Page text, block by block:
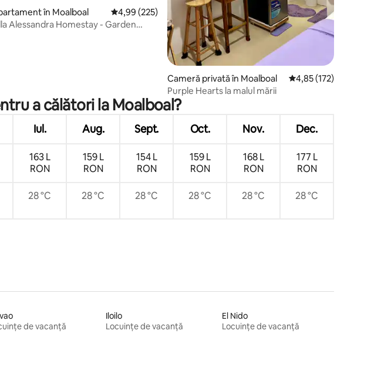
în Moalboal Scor mediu de 4,99 din 5, 225 recenzii
4,99 (225)
Alessandra Homestay - Garden
Cameră privată în Moalboal Scor mediu de 4,85
4,85 (172)
Purple Hearts la malul mării
a călători la Moalboal?
Iul. Aug. Sept. Oct. Nov. Dec.
163 L
RON
159 L
RON
154 L
RON
159 L
RON
168 L
RON
177 L
RON
28 °C 28 °C 28 °C 28 °C 28 °C 28 °C
de vacanță
Iloilo
Locuințe de vacanță
El Nido
Locuințe de vacanță